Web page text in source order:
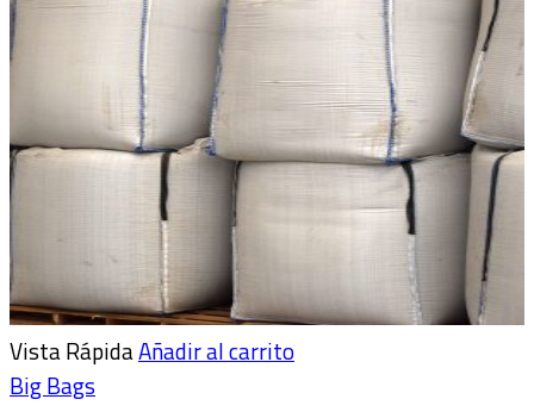
Vista RápidaAñadir al carrito
Big Bags